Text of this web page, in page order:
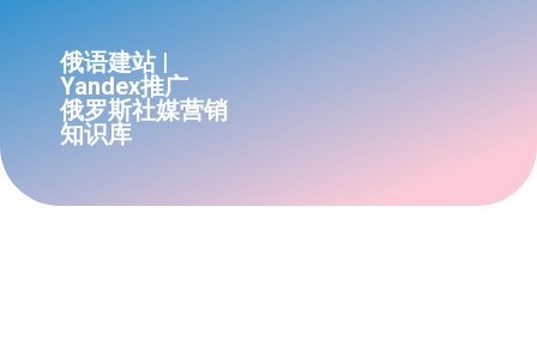
俄语建站 |
Yandex推广
俄罗斯社媒营销
知识库